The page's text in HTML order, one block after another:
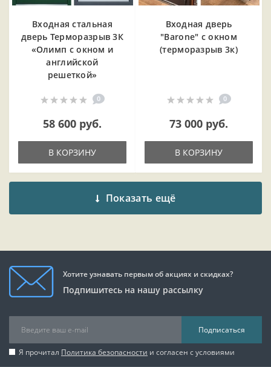
Входная cтальная
дверь Терморазрыв 3К
«Олимп с окном и
английской
решеткой»
0
58 600 руб.
В КОРЗИНУ
Входная дверь
"Barone" с окном
(терморазрыв 3к)
0
73 000 руб.
В КОРЗИНУ
Показать ещё
Хотите узнавать первым об акциях и скидках?
Подпишитесь на нашу рассылку
Подписаться
Я прочитал Политика безопасности и согласен с условиями